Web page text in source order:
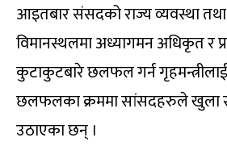
आइतबार संसदको राज्य व्यवस्था
विमानस्थलमा अध्यागमन अधिकृत र
कुटाकुटबारे छलफल गर्न गृहमन्त्रीलाई
छलफलका क्रममा सांसदहरुले खुला
उठाएका छन् ।